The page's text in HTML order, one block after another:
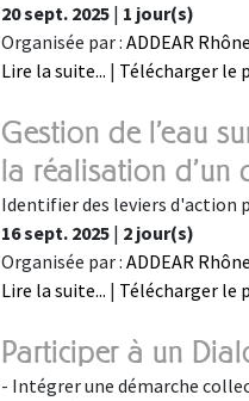
20 sept. 2025 | 1 jour(s)
Organisée par : ADDEAR Rhône
Lire la suite... | Télécharger le
Gestion de l'eau
la réalisation d'un
Identifier des leviers d'action
16 sept. 2025 | 2 jour(s)
Organisée par : ADDEAR Rhône
Lire la suite... | Télécharger le
Participer à un
- Intégrer une démarche